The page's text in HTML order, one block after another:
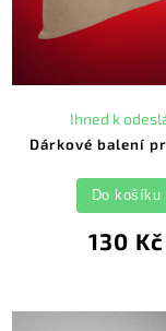
Dárkové balení
Ihned k
130 Kč
Do košíku